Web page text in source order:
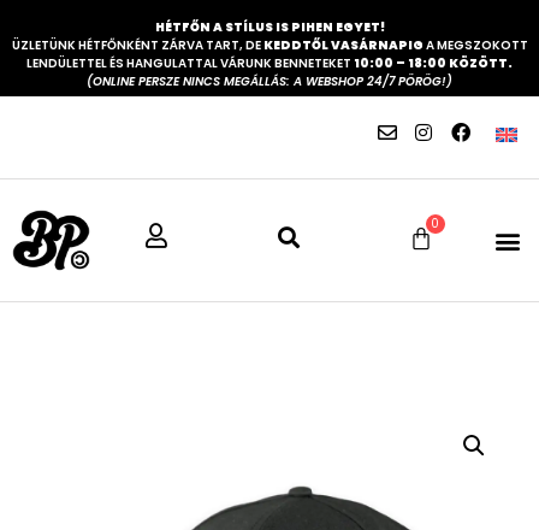
HÉTFŐN A STÍLUS IS PIHEN EGYET!
ÜZLETÜNK HÉTFŐNKÉNT ZÁRVA TART, DE KEDDTŐL VASÁRNAPIG A MEGSZOKOTT
LENDÜLETTEL ÉS HANGULATTAL VÁRUNK BENNETEKET 10:00 – 18:00 KÖZÖTT.
(ONLINE PERSZE NINCS MEGÁLLÁS: A WEBSHOP 24/7 PÖRÖG!)
0